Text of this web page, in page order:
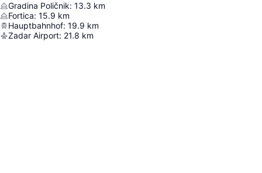
Gradina Poličnik: 13.3 km
Fortica: 15.9 km
Hauptbahnhof: 19.9 km
Zadar Airport: 21.8 km